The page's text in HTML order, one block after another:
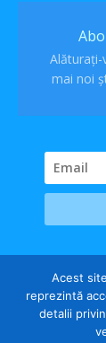
Alăturați-
mai noi
Acest
reprezintă
detalii